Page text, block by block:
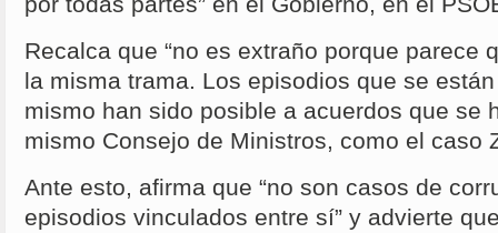
Recalca que “no es extraño porque parece
la misma trama. Los episodios que se
mismo han sido posible a acuerdos que se
mismo Consejo de Ministros, como el caso
Ante esto, afirma que “no son casos de
episodios vinculados entre sí” y advierte